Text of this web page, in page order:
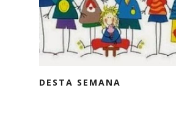
DESTA SEMANA